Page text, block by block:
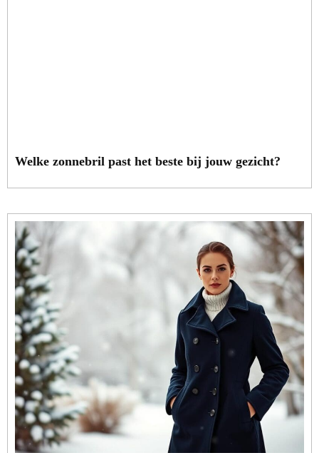
Welke zonnebril past het beste bij jouw gezicht?